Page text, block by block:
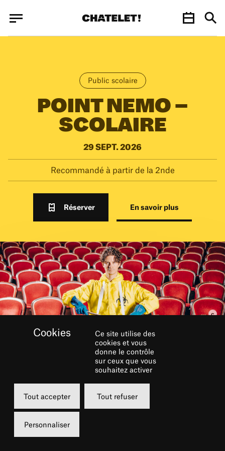
Public scolaire
POINT NEMO –
SCOLAIRE
29 SEPT. 2026
Recommandé à partir de la 2nde
Réserver En savoir plus
Mardi
29 septembre 2026
20h00
Ce site utilise des
cookies et vous
donne le contrôle
sur ceux que vous
souhaitez activer
Tout accepter Tout refuser
Personnaliser